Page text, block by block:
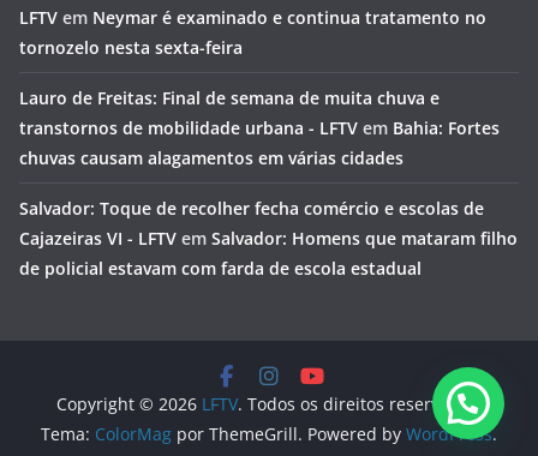
LFTV em Neymar é examinado e continua tratamento no
tornozelo nesta sexta-feira
Lauro de Freitas: Final de semana de muita chuva e
transtornos de mobilidade urbana - LFTV em Bahia: Fortes
chuvas causam alagamentos em várias cidades
Salvador: Toque de recolher fecha comércio e escolas de
Cajazeiras VI - LFTV em Salvador: Homens que mataram filho
de policial estavam com farda de escola estadual
Copyright © 2026 LFTV. Todos os direitos reservados.
Tema: ColorMag por ThemeGrill. Powered by WordPress.